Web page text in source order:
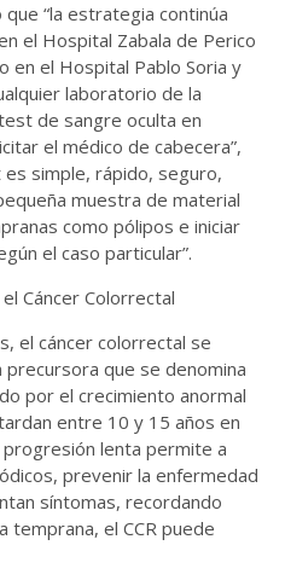
“la estrategia continúa
el Hospital Zabala de Perico
en el Hospital Pablo Soria y
laboratorio de la
de sangre oculta en
el médico de cabecera”,
simple, rápido, seguro,
muestra de material
como pólipos e iniciar
el caso particular”.
Cáncer Colorrectal
el cáncer colorrectal se
que se denomina
por el crecimiento anormal
entre 10 y 15 años en
lenta permite a
prevenir la enfermedad
síntomas, recordando
temprana, el CCR puede